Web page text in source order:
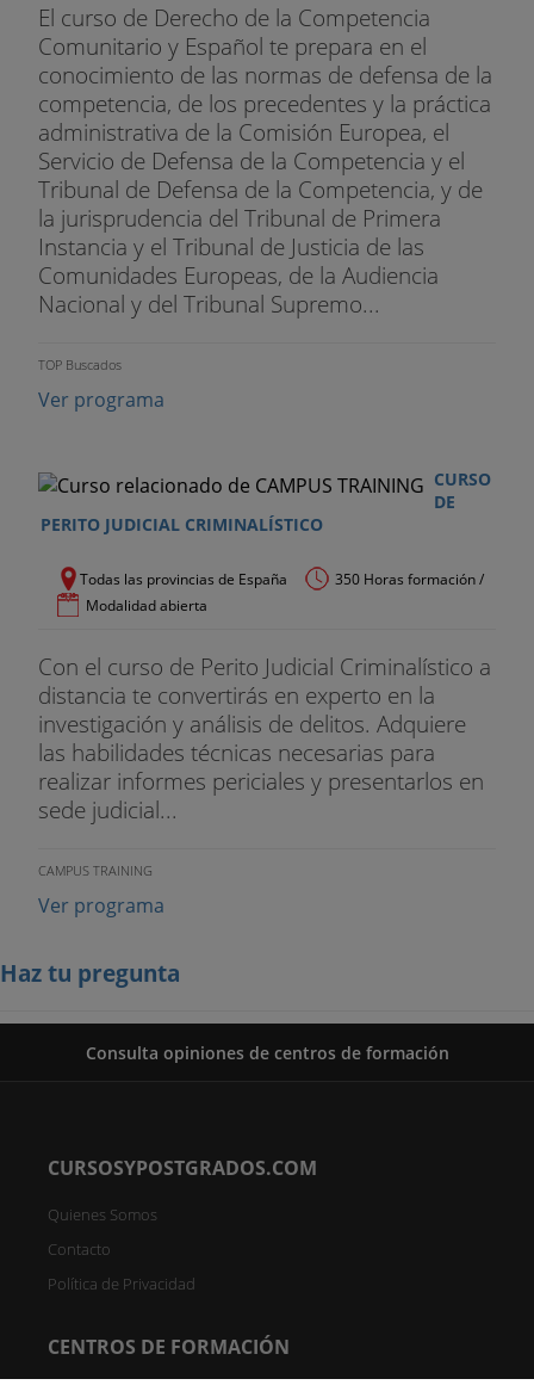
El curso de Derecho de la Competencia
Comunitario y Español te prepara en el
conocimiento de las normas de defensa de la
competencia, de los precedentes y la práctica
administrativa de la Comisión Europea, el
Servicio de Defensa de la Competencia y el
Tribunal de Defensa de la Competencia, y de
la jurisprudencia del Tribunal de Primera
Instancia y el Tribunal de Justicia de las
Comunidades Europeas, de la Audiencia
Nacional y del Tribunal Supremo...
TOP Buscados
Ver programa
CURSO
DE
PERITO JUDICIAL CRIMINALÍSTICO
Todas las provincias de España
350 Horas formación /
Modalidad abierta
Con el curso de Perito Judicial Criminalístico a
distancia te convertirás en experto en la
investigación y análisis de delitos. Adquiere
las habilidades técnicas necesarias para
realizar informes periciales y presentarlos en
sede judicial...
CAMPUS TRAINING
Ver programa
Haz tu pregunta
Consulta opiniones de centros de formación
CURSOSYPOSTGRADOS.COM
Quienes Somos
Contacto
Política de Privacidad
CENTROS DE FORMACIÓN